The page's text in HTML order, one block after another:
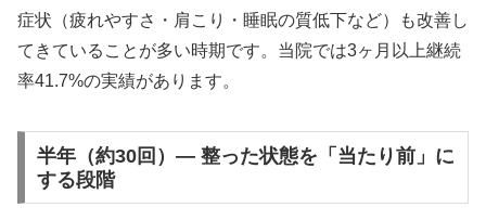
症状（疲れやすさ・肩こり・睡眠の質低下など）も改善し
てきていることが多い時期です。当院では3ヶ月以上継続
率41.7%の実績があります。
半年（約30回）— 整った状態を「当たり前」に
する段階